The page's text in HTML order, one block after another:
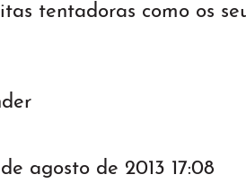
tentadoras como os
de agosto de 2013 17:08